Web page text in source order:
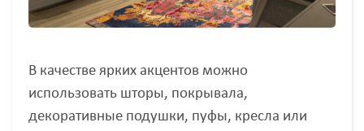
В качестве ярких акцентов можно
использовать шторы, покрывала,
декоративные подушки, пуфы, кресла или